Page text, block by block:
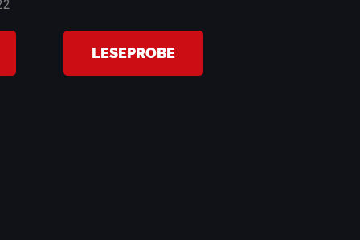
LESEPROBE